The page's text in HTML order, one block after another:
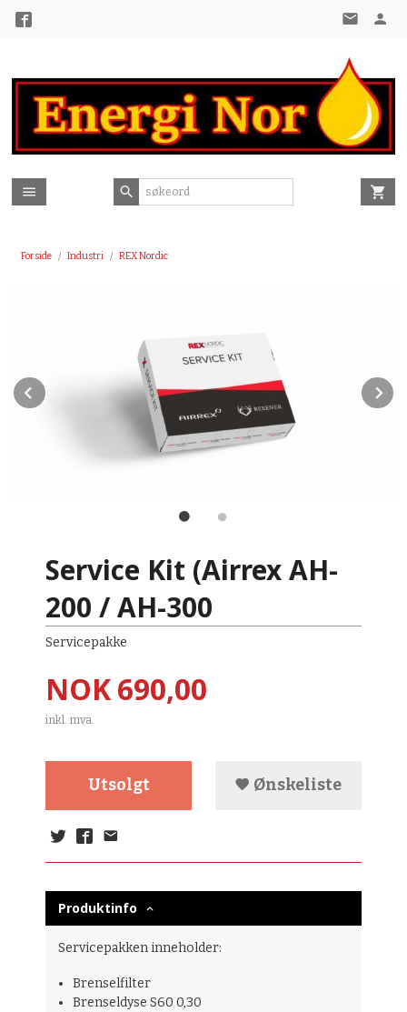
Forside Industri REX Nordic
Prev
Service Kit (Airrex AH-
200 / AH-300
Servicepakke
Pris
NOK690,00
inkl. mva.
Utsolgt Ønskeliste
Produktinfo
Servicepakken inneholder:
Brenselfilter
Brenseldyse S60 0,30